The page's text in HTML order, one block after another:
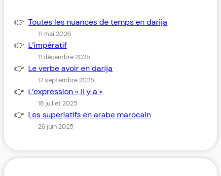
Toutes les nuances de temps en darija
11 mai 2026
L’impératif
11 décembre 2025
Le verbe avoir en darija
17 septembre 2025
L’expression « il y a »
18 juillet 2025
Les superlatifs en arabe marocain
26 juin 2025